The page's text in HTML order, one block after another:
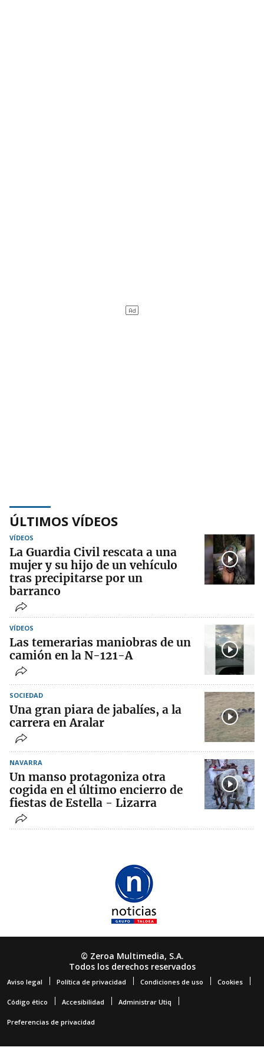
ÚLTIMOS VÍDEOS
VÍDEOS
La Guardia Civil rescata a una
mujer y su hijo de un vehículo
tras precipitarse por un
barranco
VÍDEOS
Las temerarias maniobras de un
camión en la N-121-A
SOCIEDAD
Una gran piara de jabalíes, a la
carrera en Aralar
NAVARRA
Un manso protagoniza otra
cogida en el último encierro de
fiestas de Estella - Lizarra
© Zeroa Multimedia, S.A.
Todos los derechos reservados
Aviso legal Política de privacidad Condiciones de uso Cookies
Código ético Accesibilidad Administrar Utiq
Preferencias de privacidad